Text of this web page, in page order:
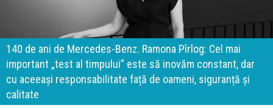
140 de ani de Mercedes-Benz. Ramona Pîrlog: Cel mai
important „test al timpului” este să inovăm constant, dar
cu aceeași responsabilitate față de oameni, siguranță și
calitate